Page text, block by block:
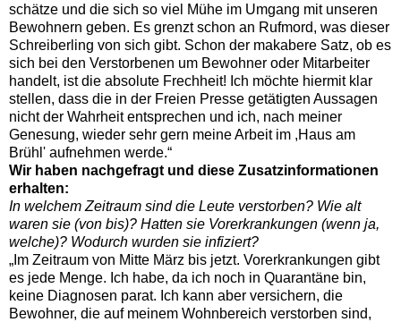
schätze und die sich so viel Mühe im Umgang mit unseren
Bewohnern geben. Es grenzt schon an Rufmord, was dieser
Schreiberling von sich gibt. Schon der makabere Satz, ob es
sich bei den Verstorbenen um Bewohner oder Mitarbeiter
handelt, ist die absolute Frechheit! Ich möchte hiermit klar
stellen, dass die in der Freien Presse getätigten Aussagen
nicht der Wahrheit entsprechen und ich, nach meiner
Genesung, wieder sehr gern meine Arbeit im ,Haus am
Brühl' aufnehmen werde.“
Wir haben nachgefragt und diese Zusatzinformationen
erhalten:
In welchem Zeitraum sind die Leute verstorben? Wie alt
waren sie (von bis)? Hatten sie Vorerkrankungen (wenn ja,
welche)? Wodurch wurden sie infiziert?
„Im Zeitraum von Mitte März bis jetzt. Vorerkrankungen gibt
es jede Menge. Ich habe, da ich noch in Quarantäne bin,
keine Diagnosen parat. Ich kann aber versichern, die
Bewohner, die auf meinem Wohnbereich verstorben sind,